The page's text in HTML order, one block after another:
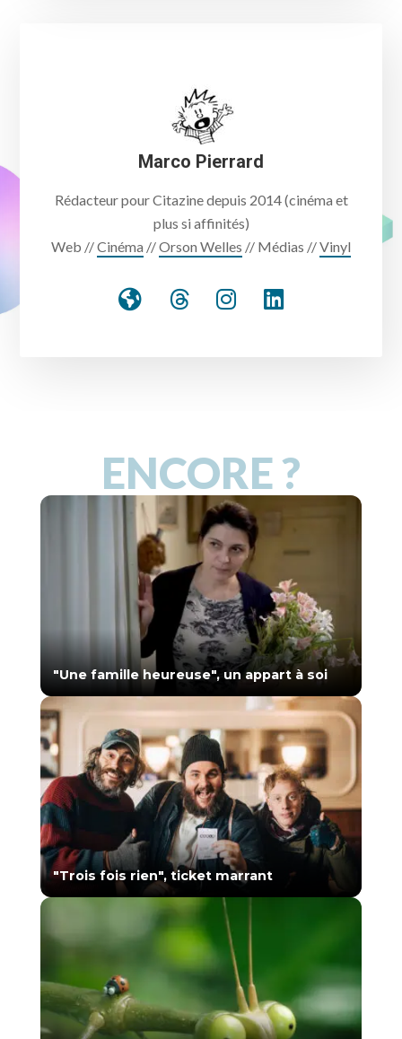
Marco Pierrard
Rédacteur pour Citazine depuis 2014 (cinéma et
plus si affinités)
Web //Cinéma //Orson Welles // Médias //Vinyl
ENCORE ?
"Une famille heureuse", un appart à soi
"Trois fois rien", ticket marrant